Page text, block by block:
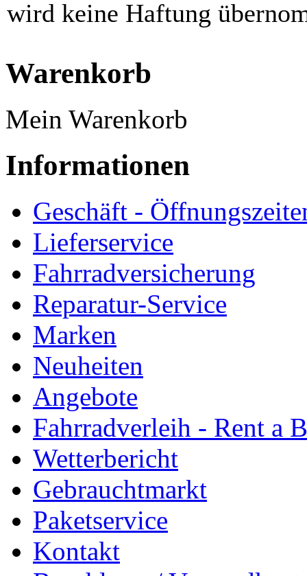
wird keine Haftung
Warenkorb
Mein Warenkorb
Informationen
Geschäft -
Lieferservice
Fahrradversicherung
Reparatur-Service
Marken
Neuheiten
Angebote
Fahrradverleih - Rent a
Wetterbericht
Gebrauchtmarkt
Paketservice
Kontakt